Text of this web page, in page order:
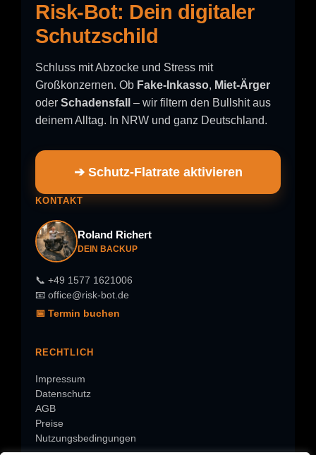
Risk-Bot: Dein digitaler
Schutzschild
Schluss mit Abzocke und Stress mit
Großkonzernen. Ob Fake-Inkasso, Miet-Ärger
oder Schadensfall
– wir filtern den Bullshit aus
deinem Alltag. In NRW und ganz Deutschland.
➔ Schutz-Flatrate aktivieren
KONTAKT
Roland Richert
DEIN BACKUP
📞 +49 1577 1621006
📧 office@risk-bot.de
📅 Termin buchen
RECHTLICH
Impressum
Datenschutz
AGB
Preise
Nutzungsbedingungen